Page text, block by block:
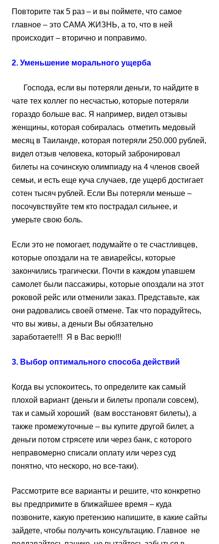
Повторите так 5 раз – и вы поймете, что самое
главное – это САМА ЖИЗНЬ, а то, что в ней
происходит – вторично и поправимо.
2. Уменьшение морального ущерба
Господа, если вы потеряли деньги, то найдите в
чате тех коллег по несчастью, которые потеряли
гораздо больше вас. Я например, видел отзывы
женщины, которая собиралась отметить медовый
месяц в Таиланде, которая потеряли 250.000 рублей,
видел отзыв человека, который забронировал
билеты на сочинскую олимпиаду на 4 членов своей
семьи, и есть еще куча случаев, где ущерб достигает
сотен тысяч рублей. Если Вы потеряли меньше –
посочувствуйте тем кто пострадал сильнее, и
умерьте свою боль.
Если это не помогает, подумайте о те счастливцев,
которые опоздали на те авиарейсы, которые
закончились трагически. Почти в каждом упавшем
самолет были пассажиры, которые опоздали на этот
роковой рейс или отменили заказ. Представьте, как
они радовались своей отмене. Так что порадуйтесь,
что вы живы, а деньги Вы обязательно
заработаете!!! Я в Вас верю!!!
3. Выбор оптимального способа действий
Когда вы успокоитесь, то определите как самый
плохой вариант (деньги и билеты пропали совсем),
так и самый хороший (вам восстановят билеты), а
также промежуточные – вы купите другой билет, а
деньги потом стрясете или через банк, с которого
неправомерно списали оплату или через суд
понятно, что нескоро, но все-таки).
Рассмотрите все варианты и решите, что конкретно
вы предпримите в ближайшее время – куда
позвоните, какую претензию напишите, в какие сайты
зайдете, чтобы получить консультацию. Главное не